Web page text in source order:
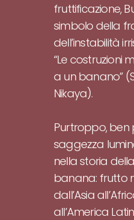
fruttificazione,
simbolo della
dell’instabilità
“Le costruzioni
a un banano”
Nikaya).
Purtroppo,
saggezza
nella storia
banana: frutto
dall’Asia
all’America